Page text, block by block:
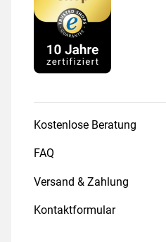
Kostenlose Beratung
FAQ
Versand & Zahlung
Kontaktformular